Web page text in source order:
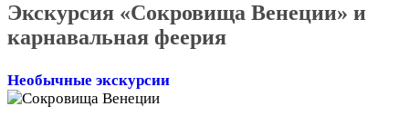
Экскурсия «Сокровища Венеции» и
карнавальная феерия
Необычные экскурсии